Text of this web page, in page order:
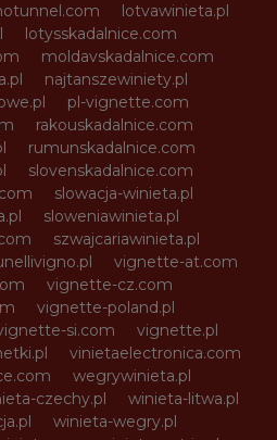
lotvawinieta.pl
lotysskadalnice.com
moldavskadalnice.com
najtanszewiniety.pl
pl-vignette.com
rakouskadalnice.com
rumunskadalnice.com
slovenskadalnice.com
slowacja-winieta.pl
sloweniawinieta.pl
szwajcariawinieta.pl
vignette-at.com
vignette-cz.com
vignette-poland.pl
si.com
vignette.pl
vinietaelectronica.com
wegrywinieta.pl
czechy.pl
winieta-litwa.pl
winieta-wegry.pl